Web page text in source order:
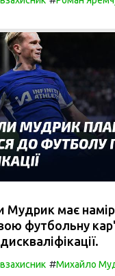
Мудрик має намір
футбольну
#Михайло